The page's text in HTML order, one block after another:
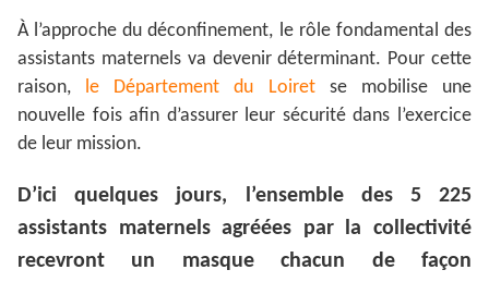
À l’approche du déconfinement, le rôle fondamental des
assistants maternels va devenir déterminant. Pour cette
raison, le Département du Loiretse mobilise une
nouvelle fois afin d’assurer leur sécurité dans l’exercice
de leur mission.
D’ici quelques jours, l’ensemble des 5 225
assistants maternels agréées par la collectivité
recevront un masque chacun de façon